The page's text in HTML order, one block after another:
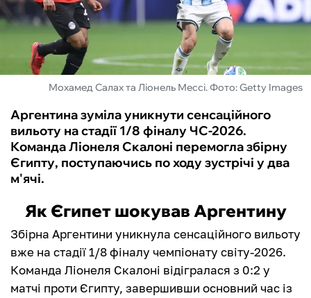
БУКМЕКЕРИ
Мохамед Салах та Ліонель Мессі. Фото: Getty Images
Аргентина зуміла уникнути сенсаційного
вильоту на стадії 1/8 фіналу ЧС-2026.
Команда Ліонеля Скалоні перемогла збірну
Єгипту, поступаючись по ходу зустрічі у два
м'ячі.
Як Єгипет шокував Аргентину
Збірна Аргентини уникнула сенсаційного вильоту
вже на стадії 1/8 фіналу чемпіонату світу-2026.
Команда Ліонеля Скалоні відігралася з 0:2 у
матчі проти Єгипту, завершивши основний час із